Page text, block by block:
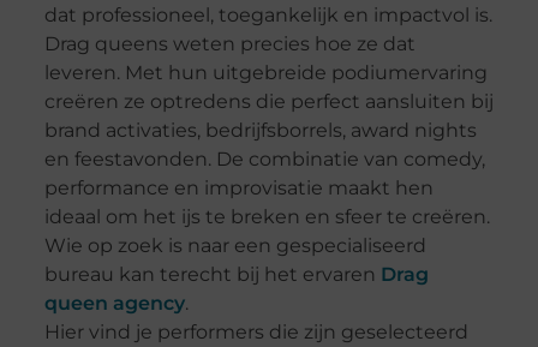
dat professioneel, toegankelijk en impactvol is.
Drag queens weten precies hoe ze dat
leveren. Met hun uitgebreide podiumervaring
creëren ze optredens die perfect aansluiten bij
brand activaties, bedrijfsborrels, award nights
en feestavonden. De combinatie van comedy,
performance en improvisatie maakt hen
ideaal om het ijs te breken en sfeer te creëren.
Wie op zoek is naar een gespecialiseerd
bureau kan terecht bij het ervaren Drag
queen agency.
Hier vind je performers die zijn geselecteerd